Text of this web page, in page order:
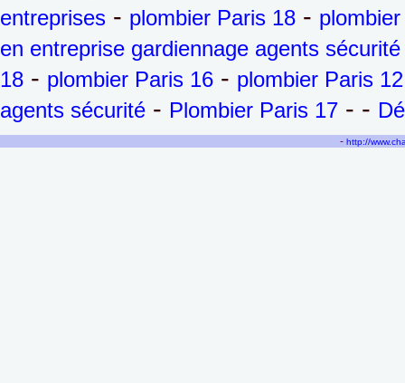
entreprises - plombier Paris 18 -
en entreprise gardiennage agents sécurité
18 - plombier Paris 16 - plombier Paris 12
agents sécurité - Plombier Paris 17 - -
-http://